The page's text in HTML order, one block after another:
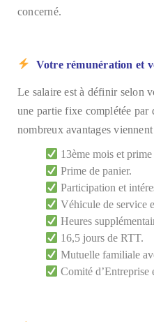
concerné.
Votre rémunération et
Le salaire est à définir selon
une partie fixe complétée par
nombreux avantages
13ème mois et prime
Prime de panier.
Participation et
Véhicule de service
Heures
16,5 jours de RTT.
Mutuelle familiale
Comité d’Entreprise